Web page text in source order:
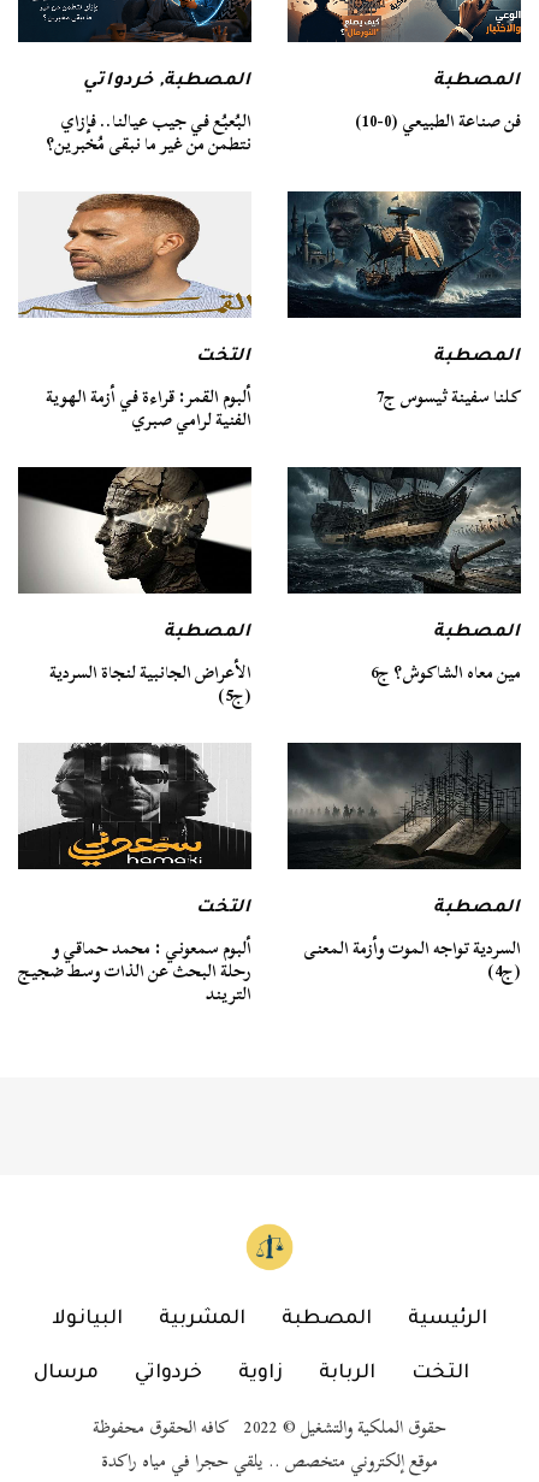
المصطبة
فن صناعة الطبيعي (0-10)
المصطبة,خردواتي
البُعبُع في جيب عيالنا.. فإزاي
نتطمن من غير ما نبقى مُخبرين؟
المصطبة
كلنا سفينة ثيسوس ج7
التخت
ألبوم القمر: قراءة في أزمة الهوية
الفنية لرامي صبري
المصطبة
مين معاه الشاكوش؟ ج6
المصطبة
الأعراض الجانبية لنجاة السردية
(ج5)
المصطبة
السردية تواجه الموت وأزمة المعنى
(ج4)
التخت
ألبوم سمعوني : محمد حماقي و
رحلة البحث عن الذات وسط ضجيج
التريند
الرئيسية المصطبة المشربية البيانولا
التخت الربابة زاوية خردواتي مرسال
حقوق الملكية والتشغيل © 2022 كافه الحقوق محفوظة
موقع إلكتروني متخصص .. يلقي حجرا في مياه راكدة